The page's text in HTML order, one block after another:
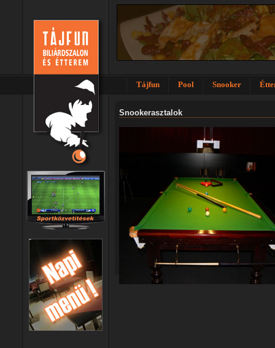
Tájfun Pool Snooker
Snookerasztalok